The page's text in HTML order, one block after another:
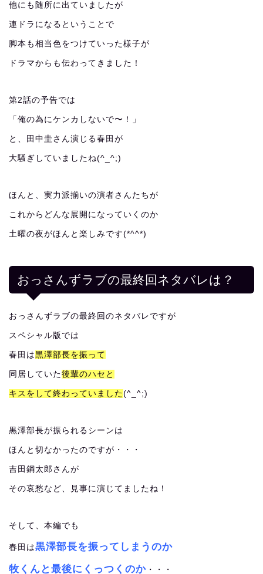
他にも随所に出ていましたが
連ドラになるということで
脚本も相当色をつけていった様子が
ドラマからも伝わってきました！
第2話の予告では
「俺の為にケンカしないで〜！」
と、田中圭さん演じる春田が
大騒ぎしていましたね(^_^;)
ほんと、実力派揃いの演者さんたちが
これからどんな展開になっていくのか
土曜の夜がほんと楽しみです(*^^*)
おっさんずラブの最終回ネタバレは？
おっさんずラブの最終回のネタバレですが
スペシャル版では
春田は黒澤部長を振って
同居していた後輩のハセと
キスをして終わっていました(^_^;)
黒澤部長が振られるシーンは
ほんと切なかったのですが・・・
吉田鋼太郎さんが
その哀愁など、見事に演じてましたね！
そして、本編でも
春田は黒澤部長を振ってしまうのか
牧くんと最後にくっつくのか ・・・